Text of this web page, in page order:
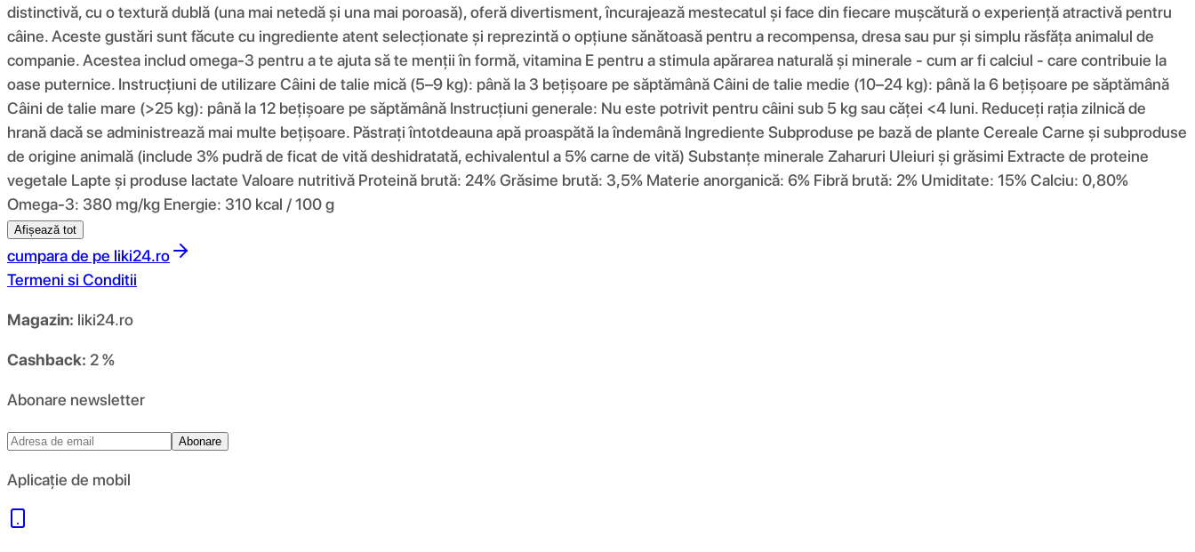
distinctivă, cu o textură dublă (una mai netedă și una mai poroasă), oferă divertisment, încurajează mestecatul și face din fiecare mușcătură o experiență atractivă pentru
câine. Aceste gustări sunt făcute cu ingrediente atent selecționate și reprezintă o opțiune sănătoasă pentru a recompensa, dresa sau pur și simplu răsfăța animalul de
companie. Acestea includ omega-3 pentru a te ajuta să te menții în formă, vitamina E pentru a stimula apărarea naturală și minerale - cum ar fi calciul - care contribuie la
oase puternice. Instrucțiuni de utilizare Câini de talie mică (5–9 kg): până la 3 bețișoare pe săptămână Câini de talie medie (10–24 kg): până la 6 bețișoare pe săptămână
Câini de talie mare (>25 kg): până la 12 bețișoare pe săptămână Instrucțiuni generale: Nu este potrivit pentru câini sub 5 kg sau căței <4 luni. Reduceți rația zilnică de
hrană dacă se administrează mai multe bețișoare. Păstrați întotdeauna apă proaspătă la îndemână Ingrediente Subproduse pe bază de plante Cereale Carne și subproduse
de origine animală (include 3% pudră de ficat de vită deshidratată, echivalentul a 5% carne de vită) Substanțe minerale Zaharuri Uleiuri și grăsimi Extracte de proteine ​​
vegetale Lapte și produse lactate Valoare nutritivă Proteină brută: 24% Grăsime brută: 3,5% Materie anorganică: 6% Fibră brută: 2% Umiditate: 15% Calciu: 0,80%
Omega-3: 380 mg/kg Energie: 310 kcal / 100 g
Afișează tot
cumpara de pe liki24.ro
Termeni si Conditii
Magazin: liki24.ro
Cashback: 2 %
Abonare newsletter
Abonare
Aplicație de mobil